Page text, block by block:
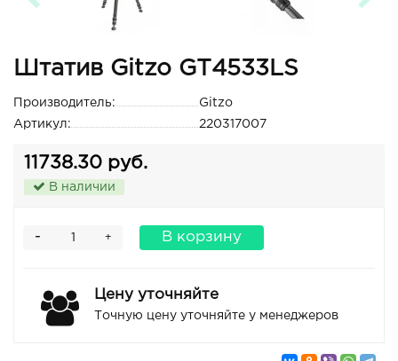
Штатив Gitzo GT4533LS
Производитель:
Gitzo
Артикул:
220317007
11738.30 руб.
В наличии
+
- В корзину
Цену уточняйте
Точную цену уточняйте у менеджеров